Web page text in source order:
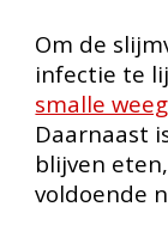
Om de
infectie te
smalle
Daarnaast
blijven
voldoende